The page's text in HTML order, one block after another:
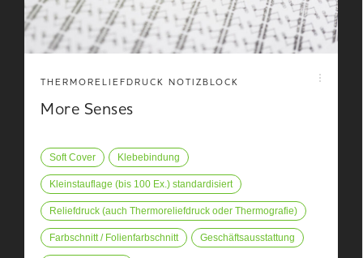
THERMORELIEFDRUCK NOTIZBLOCK
More Senses
Soft Cover Klebebindung
Kleinstauflage (bis 100 Ex.) standardisiert
Reliefdruck (auch Thermoreliefdruck oder Thermografie)
Farbschnitt / Folienfarbschnitt Geschäftsausstattung